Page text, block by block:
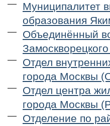
Муниципалитет
образования
Объединённый
Отдел
города Москвы
Отдел центра
города Москвы
Отделение по